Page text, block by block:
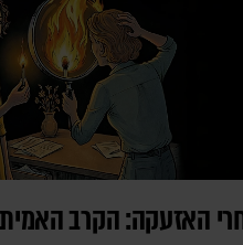
האזעקה: הקרב